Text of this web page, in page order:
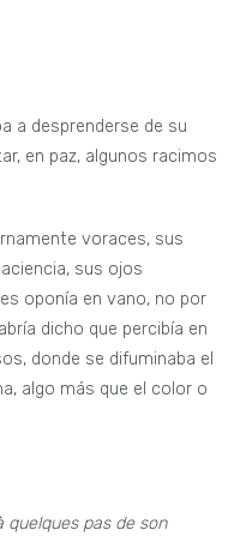
a desprenderse de su
en paz, algunos racimos
voraces, sus
sus ojos
oponía en vano, no por
dicho que percibía en
donde se difuminaba el
algo más que el color o
quelques pas de son